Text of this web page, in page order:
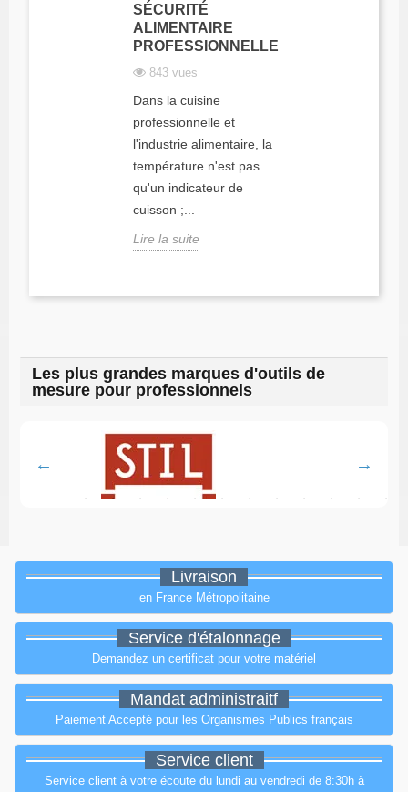
SÉCURITÉ
ALIMENTAIRE
PROFESSIONNELLE
843 vues
Dans la cuisine
professionnelle et
l'industrie alimentaire, la
température n'est pas
qu'un indicateur de
cuisson ;...
Lire la suite
Les plus grandes marques d'outils de
mesure pour professionnels
Livraison
en France Métropolitaine
Service d'étalonnage
Demandez un certificat pour votre matériel
Mandat administraitf
Paiement Accepté pour les Organismes Publics français
Service client
Service client à votre écoute du lundi au vendredi de 8:30h à